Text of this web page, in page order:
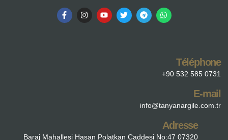
Téléphone
+90 532 585 0731
E-mail
info@tanyanargile.com.tr
Adresse
Baraj Mahallesi Hasan Polatkan Caddesi No:47 07320